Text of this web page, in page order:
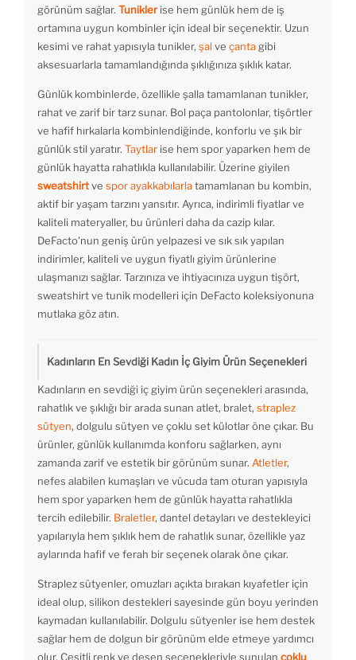
görünüm sağlar. Tuniklerise hem günlük hem de iş
ortamına uygun kombinler için ideal bir seçenektir. Uzun
kesimi ve rahat yapısıyla tunikler, şalve çantagibi
aksesuarlarla tamamlandığında şıklığınıza şıklık katar.
Günlük kombinlerde, özellikle şalla tamamlanan tunikler,
rahat ve zarif bir tarz sunar. Bol paça pantolonlar, tişörtler
ve hafif hırkalarla kombinlendiğinde, konforlu ve şık bir
günlük stil yaratır. Taytlar ise hem spor yaparken hem de
günlük hayatta rahatlıkla kullanılabilir. Üzerine giyilen
sweatshirtve spor ayakkabılarlatamamlanan bu kombin,
aktif bir yaşam tarzını yansıtır. Ayrıca, indirimli fiyatlar ve
kaliteli materyaller, bu ürünleri daha da cazip kılar.
DeFacto'nun geniş ürün yelpazesi ve sık sık yapılan
indirimler, kaliteli ve uygun fiyatlı giyim ürünlerine
ulaşmanızı sağlar. Tarzınıza ve ihtiyacınıza uygun tişört,
sweatshirt ve tunik modelleri için DeFacto koleksiyonuna
mutlaka göz atın.
Kadınların En Sevdiği Kadın İç Giyim Ürün Seçenekleri
Kadınların en sevdiği iç giyim ürün seçenekleri arasında,
rahatlık ve şıklığı bir arada sunan atlet, bralet, straplez
sütyen, dolgulu sütyen ve çoklu set külotlar öne çıkar. Bu
ürünler, günlük kullanımda konforu sağlarken, aynı
zamanda zarif ve estetik bir görünüm sunar. Atletler,
nefes alabilen kumaşları ve vücuda tam oturan yapısıyla
hem spor yaparken hem de günlük hayatta rahatlıkla
tercih edilebilir. Braletler, dantel detayları ve destekleyici
yapılarıyla hem şıklık hem de rahatlık sunar, özellikle yaz
aylarında hafif ve ferah bir seçenek olarak öne çıkar.
Straplez sütyenler, omuzları açıkta bırakan kıyafetler için
ideal olup, silikon destekleri sayesinde gün boyu yerinden
kaymadan kullanılabilir. Dolgulu sütyenler ise hem destek
sağlar hem de dolgun bir görünüm elde etmeye yardımcı
olur. Çeşitli renk ve desen seçenekleriyle sunulan çoklu